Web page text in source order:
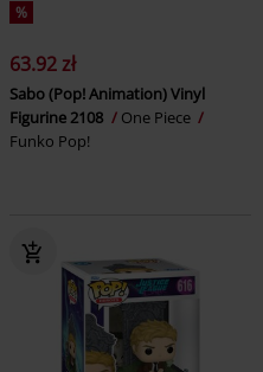
%
63.92 zł
Sabo (Pop! Animation) Vinyl
Figurine 2108
One Piece
Funko Pop!